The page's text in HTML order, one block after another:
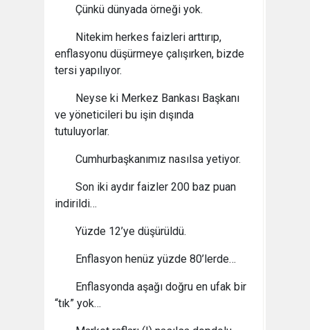
Çünkü dünyada örneği yok.
Nitekim herkes faizleri arttırıp,
enflasyonu düşürmeye çalışırken, bizde
tersi yapılıyor.
Neyse ki Merkez Bankası Başkanı
ve yöneticileri bu işin dışında
tutuluyorlar.
Cumhurbaşkanımız nasılsa yetiyor.
Son iki aydır faizler 200 baz puan
indirildi…
Yüzde 12’ye düşürüldü.
Enflasyon henüz yüzde 80’lerde…
Enflasyonda aşağı doğru en ufak bir
“tık” yok…